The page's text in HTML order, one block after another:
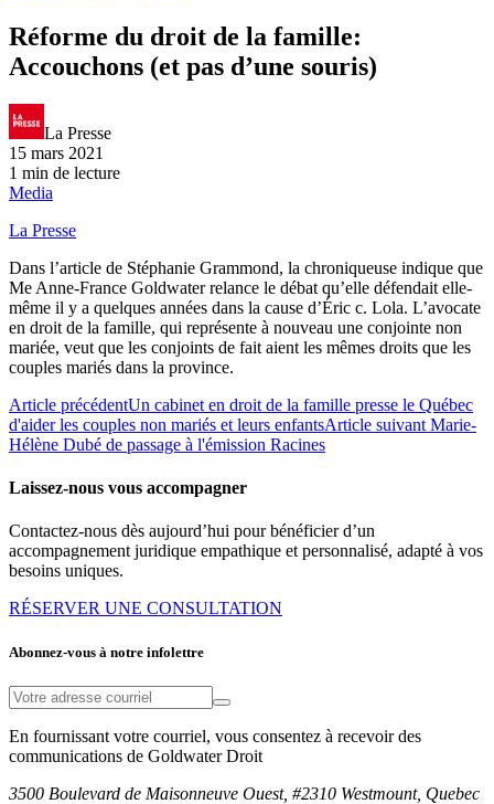
Réforme du droit de la famille:
Accouchons (et pas d’une souris)
La Presse
15 mars 2021
1 min de lecture
Media
La Presse
Dans l’article de Stéphanie Grammond, la chroniqueuse indique que
Me Anne-France Goldwater relance le débat qu’elle défendait elle-
même il y a quelques années dans la cause d’Éric c. Lola. L’avocate
en droit de la famille, qui représente à nouveau une conjointe non
mariée, veut que les conjoints de fait aient les mêmes droits que les
couples mariés dans la province.
Article précédentUn cabinet en droit de la famille presse le Québec
d'aider les couples non mariés et leurs enfantsArticle suivant Marie-
Hélène Dubé de passage à l'émission Racines
Laissez-nous vous accompagner
Contactez-nous dès aujourd’hui pour bénéficier d’un
accompagnement juridique empathique et personnalisé, adapté à vos
besoins uniques.
RÉSERVER UNE CONSULTATION
Abonnez-vous à notre infolettre
En fournissant votre courriel, vous consentez à recevoir des
communications de Goldwater Droit
3500 Boulevard de Maisonneuve Ouest, #2310 Westmount, Quebec